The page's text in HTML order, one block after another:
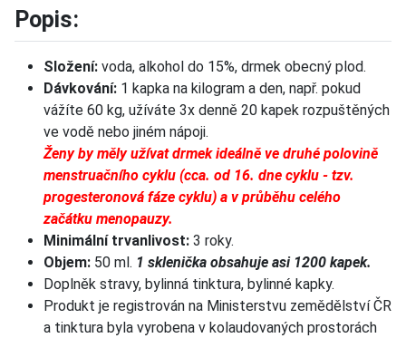
Popis:
Složení: voda, alkohol do 15%, drmek obecný plod.
Dávkování: 1 kapka na kilogram a den, např. pokud
vážíte 60 kg, užíváte 3x denně 20 kapek rozpuštěných
ve vodě nebo jiném nápoji.
Ženy by měly užívat drmek ideálně ve druhé polovině
menstruačního cyklu (cca. od 16. dne cyklu - tzv.
progesteronová fáze cyklu) a v průběhu celého
začátku menopauzy.
Minimální trvanlivost: 3 roky.
Objem: 50 ml. 1 sklenička obsahuje asi 1200 kapek.
Doplněk stravy, bylinná tinktura, bylinné kapky.
Produkt je registrován na Ministerstvu zemědělství ČR
a tinktura byla vyrobena v kolaudovaných prostorách